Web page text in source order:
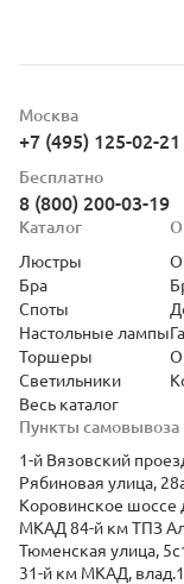
Москва
+7 (495) 125-02-21
Бесплатно
8 (800) 200-03-19
Пункты самовывоза
1-й Вязовский
Рябиновая улица,
Коровинское шоссе
МКАД 84-й км ТПЗ
Тюменская улица,
31-й км МКАД,
Каталог
Люстры
Бра
Споты
Настольные лампы
Торшеры
Светильники
Весь каталог
О
О